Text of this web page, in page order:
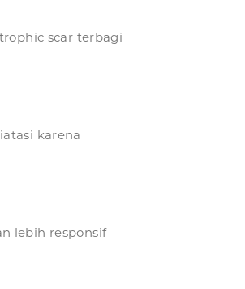
scar terbagi
karena
lebih responsif